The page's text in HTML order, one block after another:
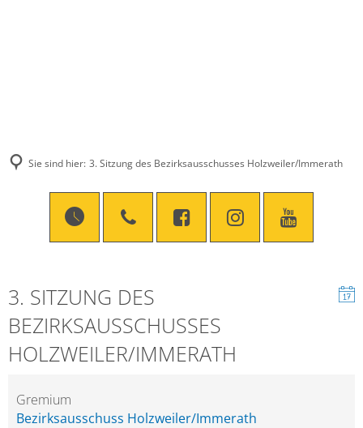
Sie sind hier: 3. Sitzung des Bezirksausschusses Holzweiler/Immerath
3. SITZUNG DES
BEZIRKSAUSSCHUSSES
HOLZWEILER/IMMERATH
Gremium
Bezirksausschuss Holzweiler/Immerath